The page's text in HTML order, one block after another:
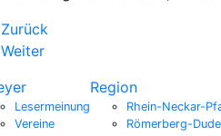
Zurück
Weiter
Lesermeinung
Vereine
Region
Rhein-Neckar-
Römerberg-